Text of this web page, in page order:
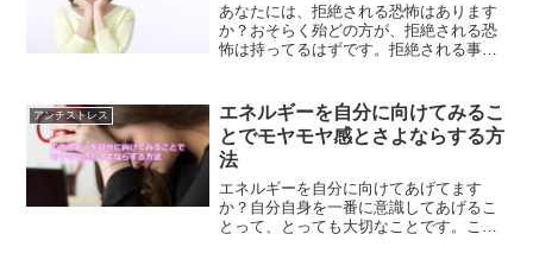
あなたには、拒絶される恐怖はあります
か？おそらく殆どの方が、拒絶される恐
怖は持ってるはずです。拒絶される事
事で、人生もっと楽に生きる事ができる
ようになります。
アンチストレス
エネルギーを自分に向けてみるこ
とでモヤモヤ感とさよならする方
法
エネルギーを自分に向けてあげてます
か？自分自身を一番に意識してあげるこ
とって、とっても大切なことです。これ